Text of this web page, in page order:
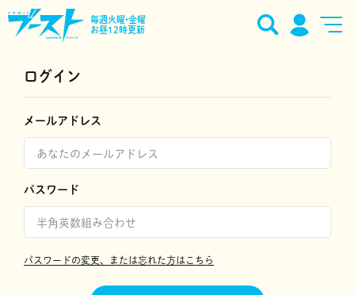
毎週火曜•金曜
お昼12時更新
ログイン
メールアドレス
パスワード
パスワードの変更、または忘れた方はこちら